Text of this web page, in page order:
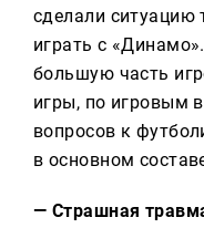
сделали ситуацию
играть с
большую часть
игры, по игровым
вопросов к
в основном
— Страшная